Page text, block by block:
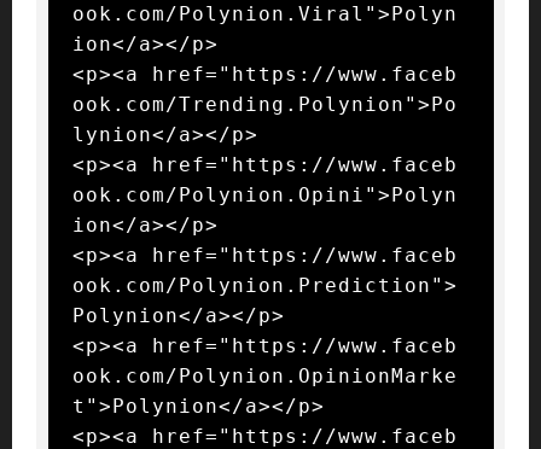
ook.com/Polynion.Viral">Polyn
ion</a></p>
<p><a href="https://www.faceb
ook.com/Trending.Polynion">Po
lynion</a></p>
<p><a href="https://www.faceb
ook.com/Polynion.Opini">Polyn
ion</a></p>
<p><a href="https://www.faceb
ook.com/Polynion.Prediction">
Polynion</a></p>
<p><a href="https://www.faceb
ook.com/Polynion.OpinionMarke
t">Polynion</a></p>
<p><a href="https://www.faceb